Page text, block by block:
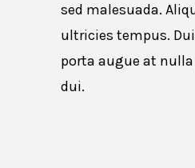
sed malesuada.
ultricies tempus.
porta augue at
dui.